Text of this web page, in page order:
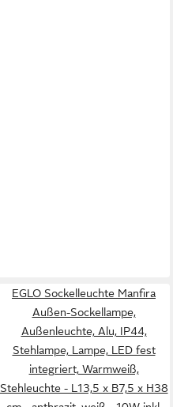
EGLO Sockelleuchte Manfira
Außen-Sockellampe,
Außenleuchte, Alu, IP44,
Stehlampe, Lampe, LED fest
integriert, Warmweiß,
Stehleuchte - L13,5 x B7,5 x H38